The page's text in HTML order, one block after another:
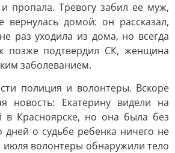
пропала. Тревогу забил ее муж,
вернулась домой: он рассказал,
раз уходила из дома, но всегда
позже подтвердил СК, женщина
заболеванием.
полиция и волонтеры. Вскоре
новость: Екатерину видели на
в Красноярске, но она была без
дней о судьбе ребенка ничего не
июля волонтеры обнаружили тело